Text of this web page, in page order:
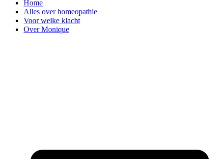
Home
Alles over homeopathie
Voor welke klacht
Over Monique